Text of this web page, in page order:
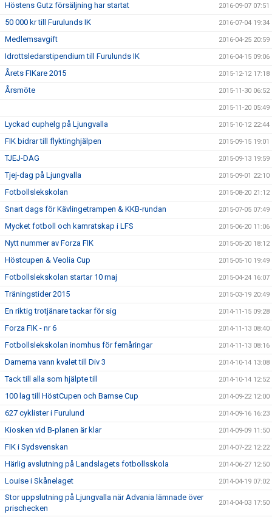
Höstens Gutz försäljning har startat 2016-09-07 07:51
50 000 kr till Furulunds IK 2016-07-04 19:34
Medlemsavgift 2016-04-25 20:59
Idrottsledarstipendium till Furulunds IK 2016-04-15 09:06
Årets FIKare 2015 2015-12-12 17:18
Årsmöte 2015-11-30 06:52
2015-11-20 05:49
Lyckad cuphelg på Ljungvalla 2015-10-12 22:44
FIK bidrar till flyktinghjälpen 2015-09-15 19:01
TJEJ-DAG 2015-09-13 19:59
Tjej-dag på Ljungvalla 2015-09-01 22:10
Fotbollslekskolan 2015-08-20 21:12
Snart dags för Kävlingetrampen & KKB-rundan 2015-07-05 07:49
Mycket fotboll och kamratskap i LFS 2015-06-20 11:06
Nytt nummer av Forza FIK 2015-05-20 18:12
Höstcupen & Veolia Cup 2015-05-10 19:49
Fotbollslekskolan startar 10 maj 2015-04-24 16:07
Träningstider 2015 2015-03-19 20:49
En riktig trotjänare tackar för sig 2014-11-15 09:28
Forza FIK - nr 6 2014-11-13 08:40
Fotbollslekskolan inomhus för femåringar 2014-11-13 08:16
Damerna vann kvalet till Div 3 2014-10-14 13:08
Tack till alla som hjälpte till 2014-10-14 12:52
100 lag till HöstCupen och Bamse Cup 2014-09-22 12:00
627 cyklister i Furulund 2014-09-16 16:23
Kiosken vid B-planen är klar 2014-09-09 11:50
FIK i Sydsvenskan 2014-07-22 12:22
Härlig avslutning på Landslagets fotbollsskola 2014-06-27 12:50
Louise i Skånelaget 2014-04-19 07:02
Stor uppslutning på Ljungvalla när Advania lämnade över
prischecken
2014-04-03 17:50